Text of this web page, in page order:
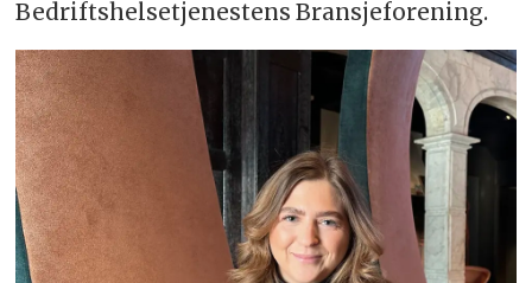
Bedriftshelsetjenestens Bransjeforening.